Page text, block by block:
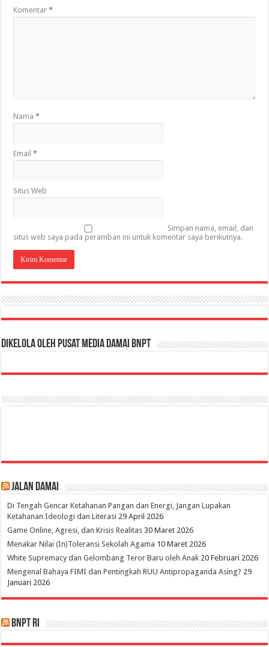
Komentar*
Nama*
Email*
Situs Web
Simpan nama, email, dan
situs web saya pada peramban ini untuk komentar saya berikutnya.
Dikelola oleh Pusat Media Damai BNPT
Jalan Damai
Di Tengah Gencar Ketahanan Pangan dan Energi, Jangan Lupakan
Ketahanan Ideologi dan Literasi 29 April 2026
Game Online, Agresi, dan Krisis Realitas 30 Maret 2026
Menakar Nilai (In)Toleransi Sekolah Agama 10 Maret 2026
White Supremacy dan Gelombang Teror Baru oleh Anak 20 Februari 2026
Mengenal Bahaya FIMI dan Pentingkah RUU Antipropaganda Asing? 29
Januari 2026
BNPT RI